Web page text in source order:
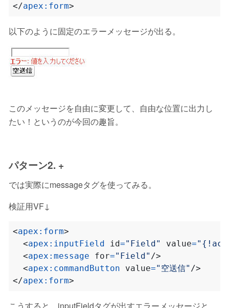
</apex:form>
以下のように固定のエラーメッセージが出る。
このメッセージを自由に変更して、自由な位置に出力し
たい！というのが今回の趣旨。
パターン2. +
では実際にmessageタグを使ってみる。
検証用VF↓
<apex:form>
<apex:inputField id="Field" value=
<apex:message for="Field" />
<apex:commandButton value="空送信" />
</apex:form>